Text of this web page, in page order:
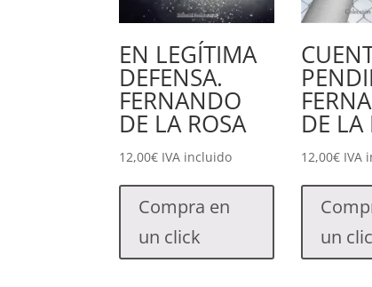
EN LEGÍTIMA
DEFENSA.
FERNANDO
DE LA ROSA
12,00€ IVA incluido
Compra en
un click
DE LA
12,00€ IVA
un